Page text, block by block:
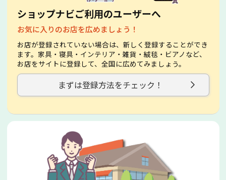
ショップナビご利用のユーザーへ
お気に入りのお店を広めましょう！
お店が登録されていない場合は、新しく登録することができ
ます。家具・寝具・インテリア・雑貨・絨毯・ビアノなど、
お店をサイトに登録して、全国に広めてみましょう。
まずは登録方法をチェック！